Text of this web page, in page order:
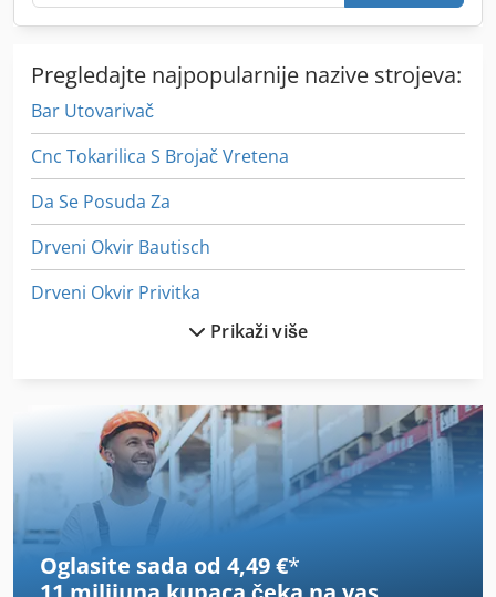
Pregledajte najpopularnije nazive strojeva:
Bar Utovarivač
Cnc Tokarilica S Brojač Vretena
Da Se Posuda Za
Drveni Okvir Bautisch
Drveni Okvir Privitka
On 06 Utovarivačem
On 08 Utovarivačem
Parat Držač Alata
Podizni Stol S Valjkastim Transporterima
Prikaži više
Oglasite sada od 4,49 €*